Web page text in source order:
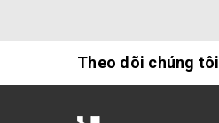
Theo dõi chúng tôi